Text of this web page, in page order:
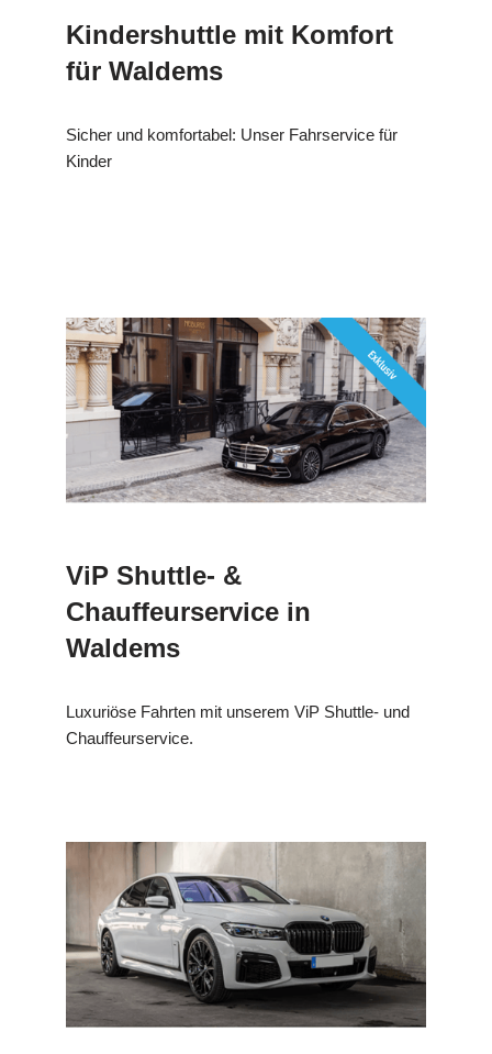
Kindershuttle mit Komfort
für Waldems
Sicher und komfortabel: Unser Fahrservice für
Kinder
ViP Shuttle- &
Chauffeurservice in
Waldems
Luxuriöse Fahrten mit unserem ViP Shuttle- und
Chauffeurservice.